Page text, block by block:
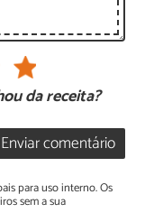
da receita?
Enviar comentário
para uso interno. Os
sem a sua